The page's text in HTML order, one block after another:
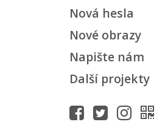
Nová hesla
Nové obrazy
Napište nám
Další projekty